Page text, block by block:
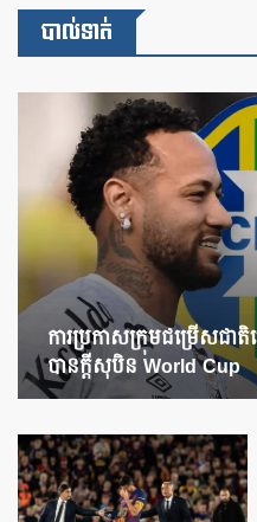
បាល់ទាត់
ការប្រកាសក្រុមជម្រើសជ
បានក្តីសុបិន World Cup